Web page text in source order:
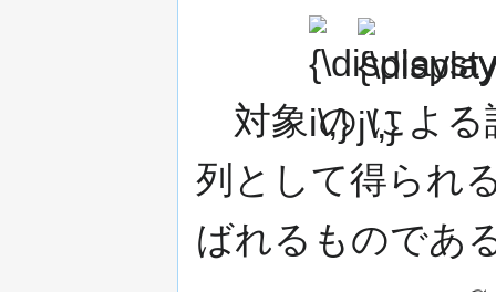
対象
{\displaystyle
i\,}
の
{\displaystyle
j\,}
による
列として得られ
ばれるものであ